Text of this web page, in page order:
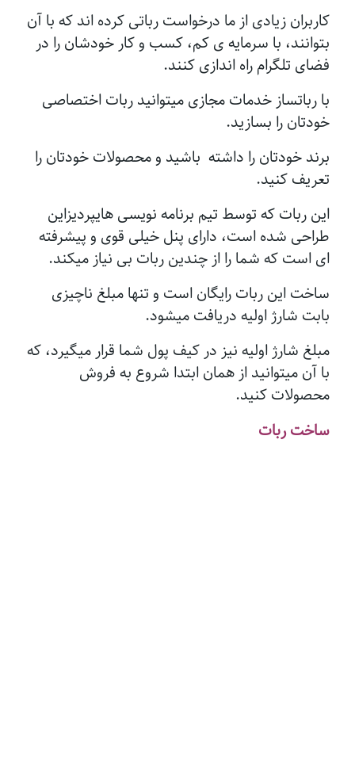
کاربران زیادی از ما درخواست رباتی کرده اند که با آن
بتوانند، با سرمایه ی کم، کسب و کار خودشان را در
فضای تلگرام راه اندازی کنند.
با رباتساز خدمات مجازی میتوانید ربات اختصاصی
خودتان را بسازید.
برند خودتان را داشته باشید و محصولات خودتان را
تعریف کنید.
این ربات که توسط تیم برنامه نویسی هایپردیزاین
طراحی شده است، دارای پنل خیلی قوی و پیشرفته
ای است که شما را از چندین ربات بی نیاز میکند.
ساخت این ربات رایگان است و تنها مبلغ ناچیزی
بابت شارژ اولیه دریافت میشود.
مبلغ شارژ اولیه نیز در کیف پول شما قرار میگیرد، که
با آن میتوانید از همان ابتدا شروع به فروش
محصولات کنید.
ساخت ربات